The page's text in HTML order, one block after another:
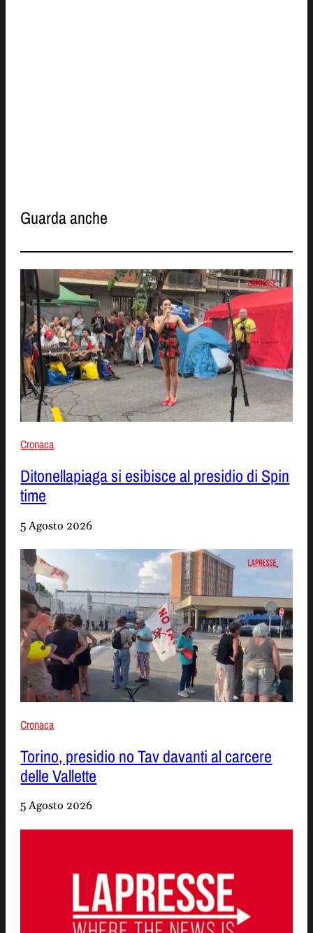
Guarda anche
Cronaca
Ditonellapiaga si esibisce al presidio di Spin
time
5 Agosto 2026
Cronaca
Torino, presidio no Tav davanti al carcere
delle Vallette
5 Agosto 2026